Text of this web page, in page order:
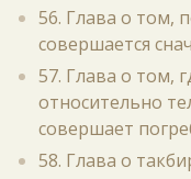
56. Глава о том,
совершается
57. Глава о том,
относительно
совершает
58. Глава о